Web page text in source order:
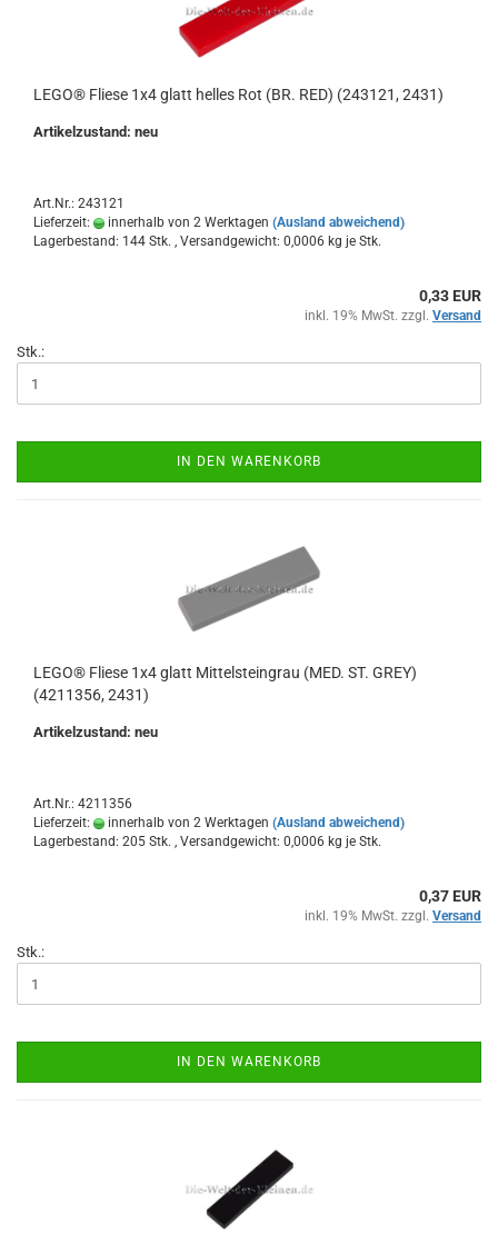
LEGO® Fliese 1x4 glatt helles Rot (BR. RED) (243121, 2431)
Artikelzustand: neu
Art.Nr.: 243121
Lieferzeit:
innerhalb von 2 Werktagen (Ausland abweichend)
Lagerbestand: 144 Stk. , Versandgewicht: 0,0006 kg je Stk.
0,33 EUR
inkl. 19% MwSt. zzgl. Versand
Stk.:
IN DEN WARENKORB
LEGO® Fliese 1x4 glatt Mittelsteingrau (MED. ST. GREY)
(4211356, 2431)
Artikelzustand: neu
Art.Nr.: 4211356
Lieferzeit:
innerhalb von 2 Werktagen (Ausland abweichend)
Lagerbestand: 205 Stk. , Versandgewicht: 0,0006 kg je Stk.
0,37 EUR
inkl. 19% MwSt. zzgl. Versand
Stk.:
IN DEN WARENKORB